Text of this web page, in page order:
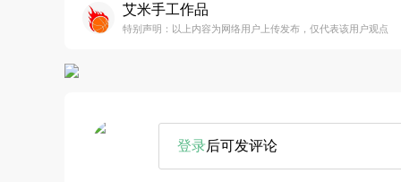
艾米手工作品
特别声明：以上内容为网络用户上传发布，仅代表该用户观点
登录后可发评论